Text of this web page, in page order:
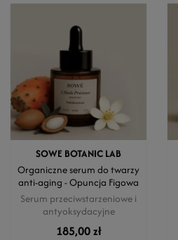
SOWE BOTANIC LAB
Organiczne serum do twarzy
anti-aging - Opuncja Figowa
Serum przeciwstarzeniowe i
antyoksydacyjne
185,00 zł